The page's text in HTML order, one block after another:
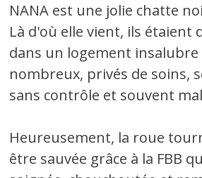
NANA est une jolie chatte
Là d'où elle vient, ils étaient
dans un logement
nombreux, privés de soins,
sans contrôle et souvent
Heureusement, la roue
être sauvée grâce à la FBB